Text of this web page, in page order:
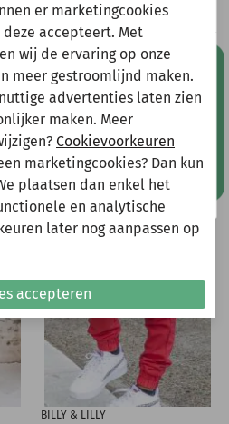
bekeken ook
iets voor jou?
-75%
BILLY & LILLY
Mis geen aanbiedingen!
een bestelling plaatsen
10 augustus
te houden bij het plaatsen
er marketingcookies
accepteert. Met
wij de ervaring op onze
meer gestroomlijnd maken.
advertenties laten zien
maken. Meer
Cookievoorkeuren
marketingcookies? Dan kun
plaatsen dan enkel het
en analytische
later nog aanpassen op
accepteren